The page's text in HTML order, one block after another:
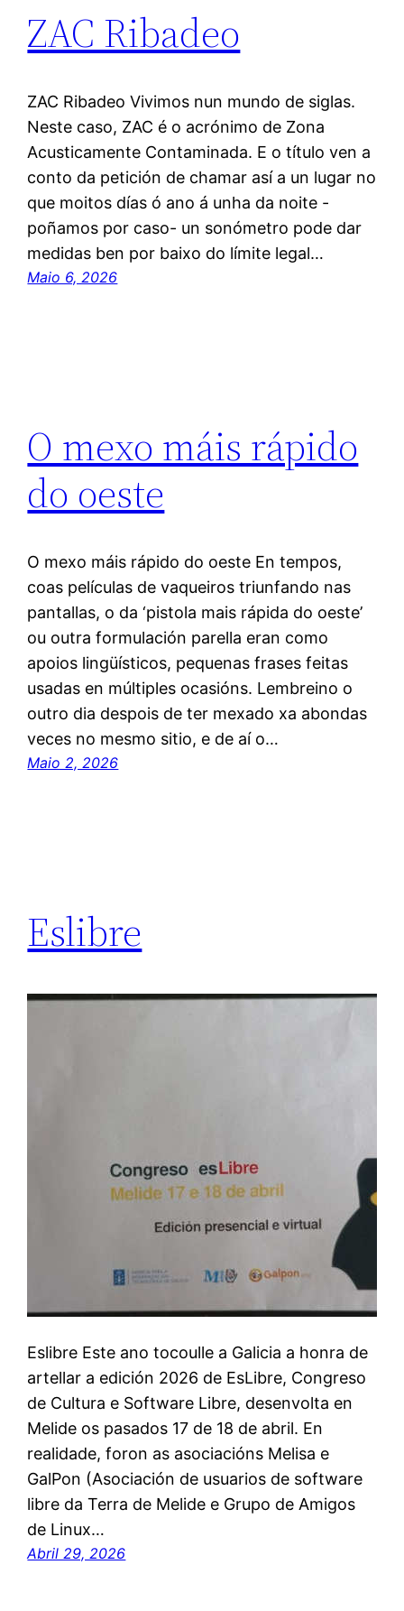
ZAC Ribadeo
ZAC Ribadeo Vivimos nun mundo de siglas.
Neste caso, ZAC é o acrónimo de Zona
Acusticamente Contaminada. E o título ven a
conto da petición de chamar así a un lugar no
que moitos días ó ano á unha da noite -
poñamos por caso- un sonómetro pode dar
medidas ben por baixo do límite legal…
Maio 6, 2026
O mexo máis rápido
do oeste
O mexo máis rápido do oeste En tempos,
coas películas de vaqueiros triunfando nas
pantallas, o da ‘pistola mais rápida do oeste’
ou outra formulación parella eran como
apoios lingüísticos, pequenas frases feitas
usadas en múltiples ocasións. Lembreino o
outro dia despois de ter mexado xa abondas
veces no mesmo sitio, e de aí o…
Maio 2, 2026
Eslibre
Eslibre Este ano tocoulle a Galicia a honra de
artellar a edición 2026 de EsLibre, Congreso
de Cultura e Software Libre, desenvolta en
Melide os pasados 17 de 18 de abril. En
realidade, foron as asociacións Melisa e
GalPon (Asociación de usuarios de software
libre da Terra de Melide e Grupo de Amigos
de Linux…
Abril 29, 2026